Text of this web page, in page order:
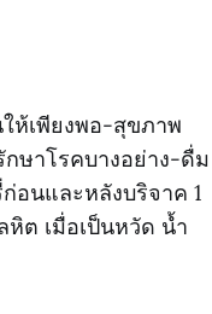
ห้เพียงพอ-สุขภาพ
ษาโรคบางอย่าง-ดื่ม
อนและหลังบริจาค 1
ต เมื่อเป็นหวัด น้ำ